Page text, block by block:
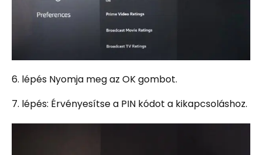
6. lépés Nyomja meg az OK gombot.
7. lépés: Érvényesítse a PIN kódot a kikapcsoláshoz.